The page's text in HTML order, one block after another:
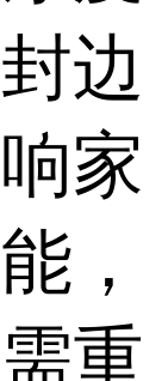
边
家
，
重